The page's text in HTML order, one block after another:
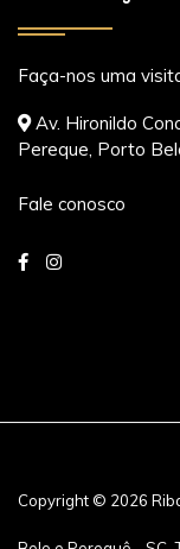
Faça-nos uma
Av. Hironildo
Pereque, Porto
Fale conosco
Copyright © 2026